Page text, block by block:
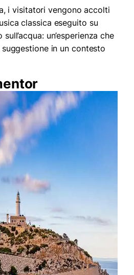
i visitatori vengono accolti
classica eseguito su
un’esperienza che
in un contesto